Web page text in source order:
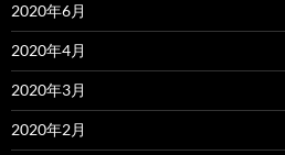
2020年6月
2020年4月
2020年3月
2020年2月